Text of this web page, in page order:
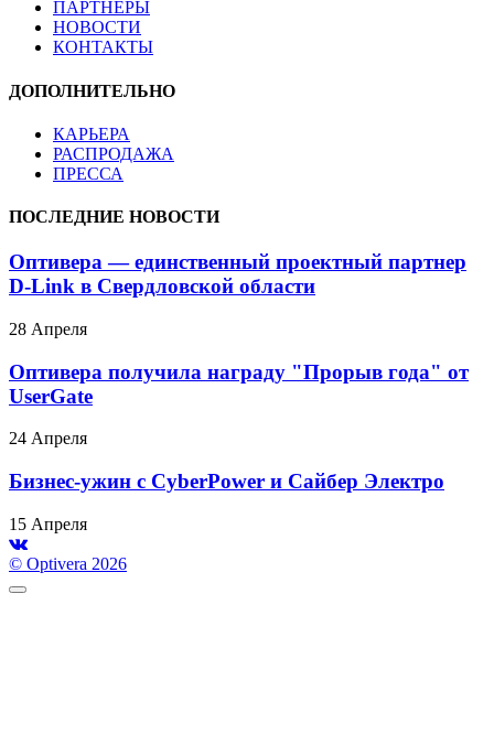
ПАРТНЕРЫ
НОВОСТИ
КОНТАКТЫ
ДОПОЛНИТЕЛЬНО
КАРЬЕРА
РАСПРОДАЖА
ПРЕССА
ПОСЛЕДНИЕ НОВОСТИ
Оптивера — единственный проектный партнер
D-Link в Свердловской области
28 Апреля
Оптивера получила награду "Прорыв года" от
UserGate
24 Апреля
Бизнес-ужин с CyberPower и Сайбер Электро
15 Апреля
© Optivera 2026